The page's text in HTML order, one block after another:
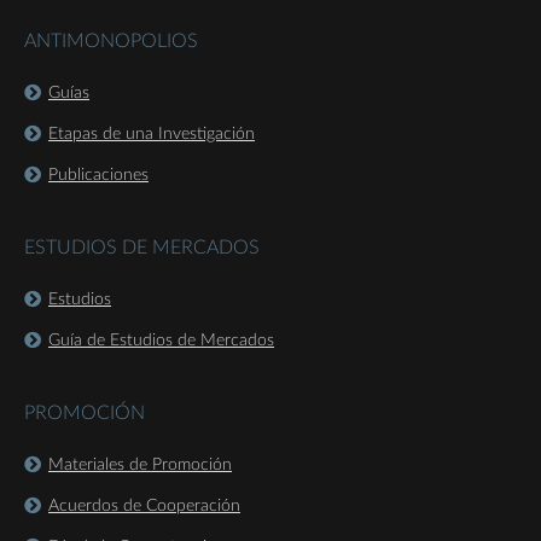
ANTIMONOPOLIOS
Guías
Etapas de una Investigación
Publicaciones
ESTUDIOS DE MERCADOS
Estudios
Guía de Estudios de Mercados
PROMOCIÓN
Materiales de Promoción
Acuerdos de Cooperación